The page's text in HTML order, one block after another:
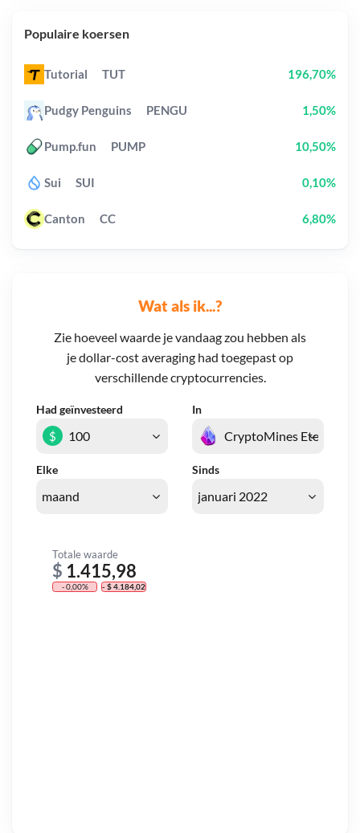
Wat als ik...?
Zie hoeveel waarde je vandaag zou hebben als
je dollar-cost averaging had toegepast op
verschillende cryptocurrencies.
Had geïnvesteerd In
Elke Sinds
$
Totale waarde
$ 1.415,98
- 0,00% - $ 4.184,02
Populaire koersen
Tutorial TUT 196,70%
Pudgy Penguins PENGU 1,50%
Pump.fun PUMP 10,50%
Sui SUI 0,10%
Canton CC 6,80%